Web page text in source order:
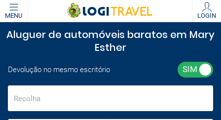
MENU LOGIN
Aluguer de automóveis baratos em Mary
Esther
Devolução no mesmo escritório
Recolha